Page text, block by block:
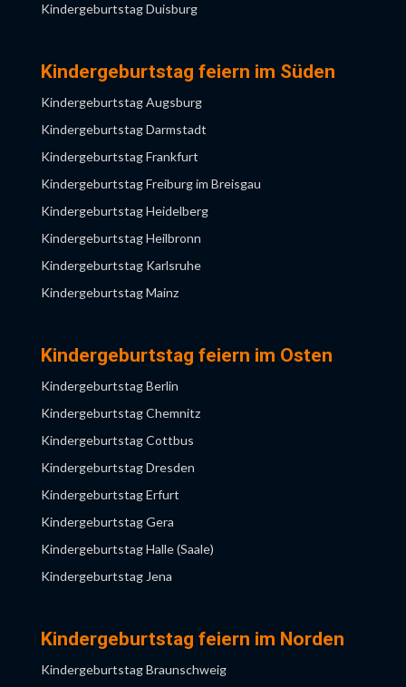
Kindergeburtstag Duisburg
Kindergeburtstag Essen
Kindergeburtstag Münster
Kindergeburtstag Neuss
Kindergeburtstag Niederrhein
Kindergeburtstag NRW
Kindergeburtstag Obertshausen
Kindergeburtstag Recklinghausen
Kindergeburtstag Remscheid
Kindergeburtstag Ruhrgebiet
Kindergeburtstag Solingen
Kindergeburtstag feiern im Süden
Kindergeburtstag Augsburg
Kindergeburtstag Darmstadt
Kindergeburtstag Frankfurt
Kindergeburtstag Freiburg im Breisgau
Kindergeburtstag Heidelberg
Kindergeburtstag Heilbronn
Kindergeburtstag Karlsruhe
Kindergeburtstag Mainz
Kindergeburtstag München
Kindergeburtstag feiern im Osten
Kindergeburtstag Berlin
Kindergeburtstag Chemnitz
Kindergeburtstag Cottbus
Kindergeburtstag Dresden
Kindergeburtstag Erfurt
Kindergeburtstag Gera
Kindergeburtstag Halle (Saale)
Kindergeburtstag Jena
Kindergeburtstag Magdeburg
Kindergeburtstag feiern im Norden
Kindergeburtstag Braunschweig